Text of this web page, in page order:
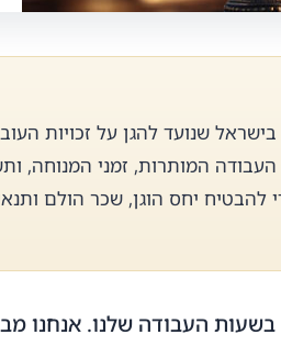
שנועד להגן על זכויות
המותרות, זמני המנוחה,
להבטיח יחס הוגן, שכר הולם
העבודה שלנו. אנחנו